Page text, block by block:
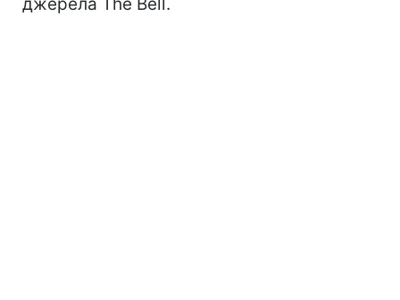
джерела The Bell.